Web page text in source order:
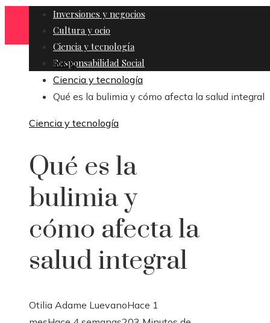
Inversiones y negocios
Cultura y ocio
Ciencia y tecnología
Responsabilidad Social
Inicio
Ciencia y tecnología
Qué es la bulimia y cómo afecta la salud integral
Ciencia y tecnología
Qué es la
bulimia y
cómo afecta la
salud integral
Otilia Adame LuevanoHace 1